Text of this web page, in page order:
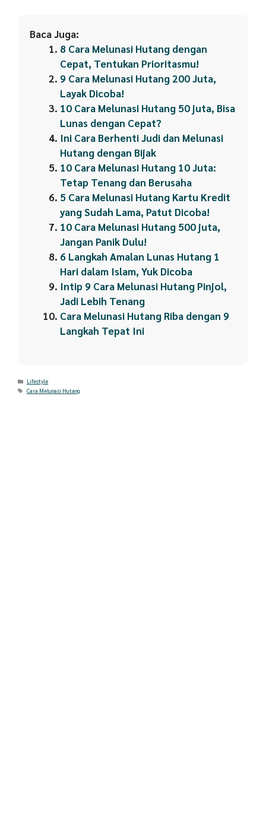
Baca Juga:
8 Cara Melunasi Hutang dengan
Cepat, Tentukan Prioritasmu!
9 Cara Melunasi Hutang 200 Juta,
Layak Dicoba!
10 Cara Melunasi Hutang 50 juta, Bisa
Lunas dengan Cepat?
Ini Cara Berhenti Judi dan Melunasi
Hutang dengan Bijak
10 Cara Melunasi Hutang 10 Juta:
Tetap Tenang dan Berusaha
5 Cara Melunasi Hutang Kartu Kredit
yang Sudah Lama, Patut Dicoba!
10 Cara Melunasi Hutang 500 juta,
Jangan Panik Dulu!
6 Langkah Amalan Lunas Hutang 1
Hari dalam Islam, Yuk Dicoba
Intip 9 Cara Melunasi Hutang Pinjol,
Jadi Lebih Tenang
Cara Melunasi Hutang Riba dengan 9
Langkah Tepat Ini
Categories
Lifestyle
Tags
Cara Melunasi Hutang